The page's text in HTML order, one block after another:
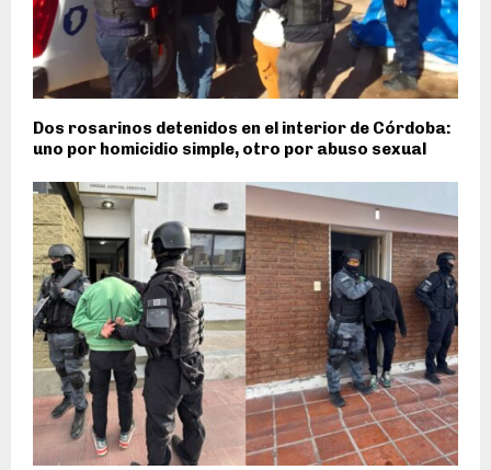
Dos rosarinos detenidos en el interior de Córdoba:
uno por homicidio simple, otro por abuso sexual